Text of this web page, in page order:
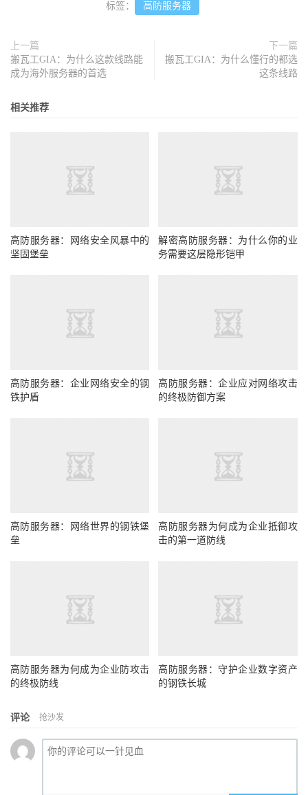
标签： 高防服务器
上一篇
搬瓦工GIA：为什么这款线路能
成为海外服务器的首选
下一篇
搬瓦工GIA：为什么懂行的都选
这条线路
相关推荐
高防服务器：网络安全风暴中的
坚固堡垒
解密高防服务器：为什么你的业
务需要这层隐形铠甲
高防服务器：企业网络安全的钢
铁护盾
高防服务器：企业应对网络攻击
的终极防御方案
高防服务器：网络世界的钢铁堡
垒
高防服务器为何成为企业抵御攻
击的第一道防线
高防服务器为何成为企业防攻击
的终极防线
高防服务器：守护企业数字资产
的钢铁长城
评论 抢沙发